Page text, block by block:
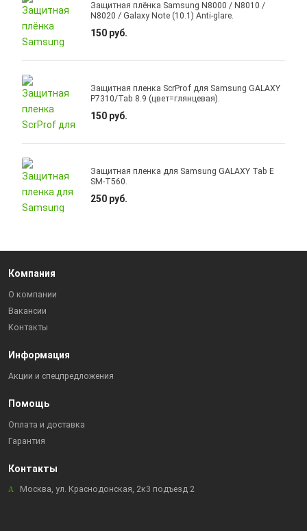
Защитная плёнка Samsung N8000 / N8010 /
N8020 / Galaxy Note (10.1) Anti-glare.
150 руб.
Защитная пленка ScrProf для Samsung GALAXY
P7310/Tab 8.9 (цвет=глянцевая).
150 руб.
Защитная пленка для Samsung GALAXY Tab E
SM-T560.
250 руб.
Компания
О компании
Вакансии
Контакты
Информация
Акции и спецпредложения
Помощь
Оплата и доставка
Гарантия
Контакты
Москва, ул. Краснодонская, 2к3 подъезд 2